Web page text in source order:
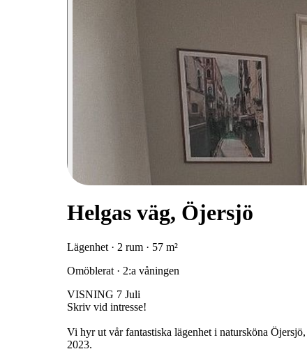
Helgas väg, Öjersjö
Lägenhet · 2 rum · 57 m²
Omöblerat · 2:a våningen
VISNING 7 Juli
Skriv vid intresse!
Vi hyr ut vår fantastiska lägenhet i natursköna
2023.